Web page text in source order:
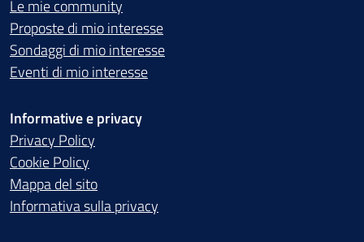
Le mie community
Proposte di mio interesse
Sondaggi di mio interesse
Eventi di mio interesse
Informative e privacy
Privacy Policy
Cookie Policy
Mappa del sito
Informativa sulla privacy